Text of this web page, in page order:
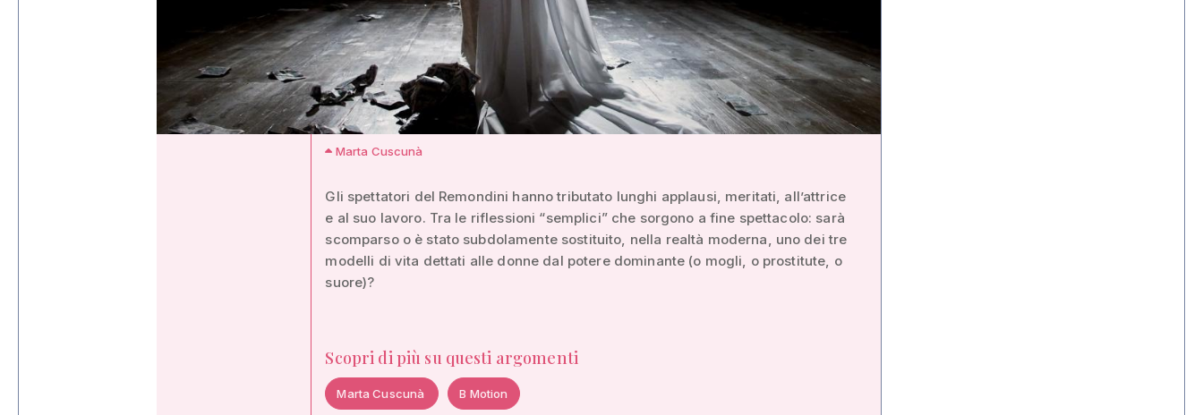
Marta Cuscunà
Gli spettatori del Remondini hanno tributato lunghi applausi, meritati, all’attrice
e al suo lavoro. Tra le riflessioni “semplici” che sorgono a fine spettacolo: sarà
scomparso o è stato subdolamente sostituito, nella realtà moderna, uno dei tre
modelli di vita dettati alle donne dal potere dominante (o mogli, o prostitute, o
suore)?
Scopri di più su questi argomenti
Marta Cuscunà B Motion